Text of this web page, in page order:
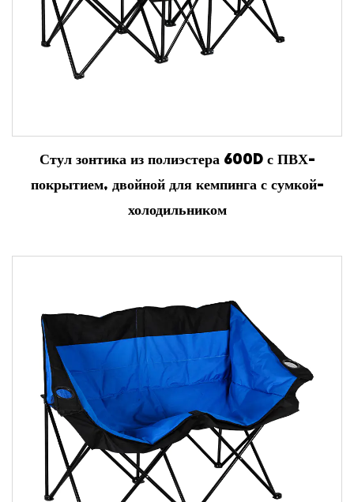
Стул зонтика из полиэстера 600D с ПВХ-
покрытием, двойной для кемпинга с сумкой-
холодильником